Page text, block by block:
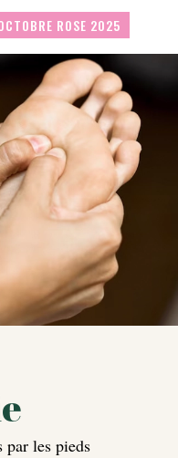
ROSE 2025
par les pieds